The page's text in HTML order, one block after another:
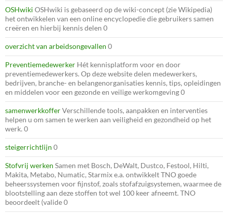
OSHwiki OSHwiki is gebaseerd op de wiki-concept (zie Wikipedia)
het ontwikkelen van een online encyclopedie die gebruikers samen
creëren en hierbij kennis delen 0
overzicht van arbeidsongevallen 0
Preventiemedewerker Hét kennisplatform voor en door
preventiemedewerkers. Op deze website delen medewerkers,
bedrijven, branche- en belangenorganisaties kennis, tips, opleidingen
en middelen voor een gezonde en veilige werkomgeving 0
samenwerkkofferVerschillende tools, aanpakken en interventies
helpen u om samen te werken aan veiligheid en gezondheid op het
werk. 0
steigerrichtlijn 0
Stofvrij werken Samen met Bosch, DeWalt, Dustco, Festool, Hilti,
Makita, Metabo, Numatic, Starmix e.a. ontwikkelt TNO goede
beheerssystemen voor fijnstof, zoals stofafzuigsystemen, waarmee de
blootstelling aan deze stoffen tot wel 100 keer afneemt. TNO
beoordeelt (valide 0